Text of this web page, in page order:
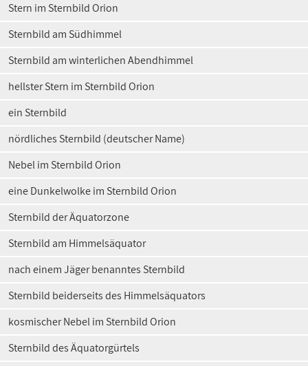
Stern im Sternbild Orion
Sternbild am Südhimmel
Sternbild am winterlichen Abendhimmel
hellster Stern im Sternbild Orion
ein Sternbild
nördliches Sternbild (deutscher Name)
Nebel im Sternbild Orion
eine Dunkelwolke im Sternbild Orion
Sternbild der Äquatorzone
Sternbild am Himmelsäquator
nach einem Jäger benanntes Sternbild
Sternbild beiderseits des Himmelsäquators
kosmischer Nebel im Sternbild Orion
Sternbild des Äquatorgürtels